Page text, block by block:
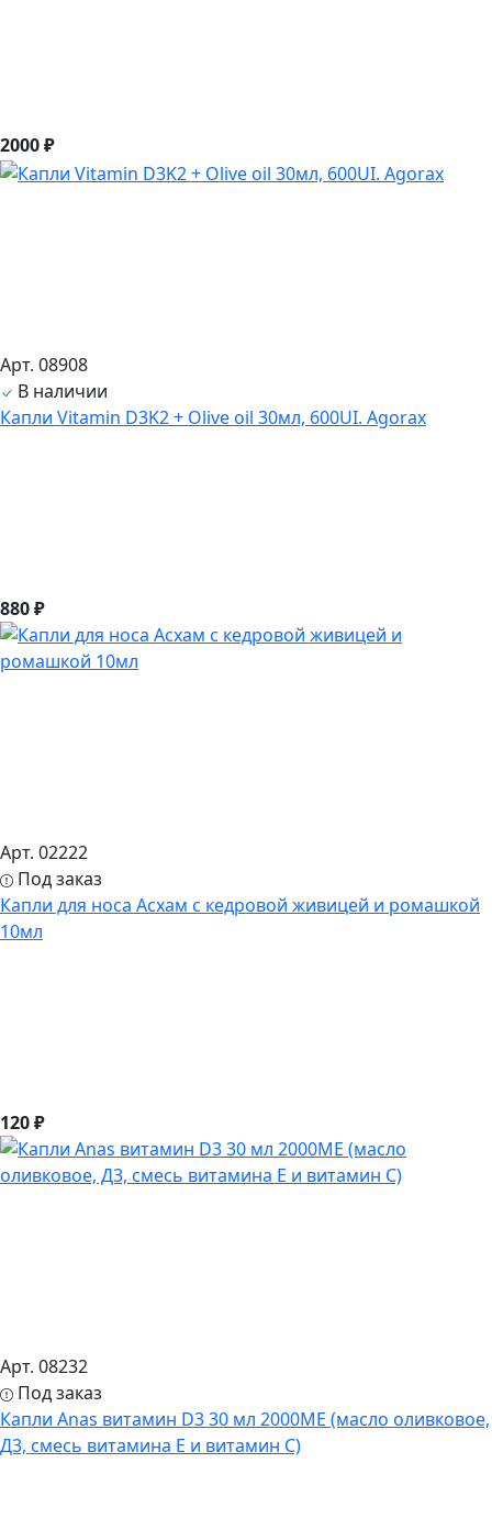
2000 ₽
Арт. 08908
В наличии
Капли Vitamin D3K2 + Olive oil 30мл, 600UI. Agorax
880 ₽
Арт. 02222
Под заказ
Капли для носа Асхам с кедровой живицей и ромашкой
10мл
120 ₽
Арт. 08232
Под заказ
Капли Anas витамин D3 30 мл 2000МЕ (масло оливковое,
Д3, смесь витамина Е и витамин С)